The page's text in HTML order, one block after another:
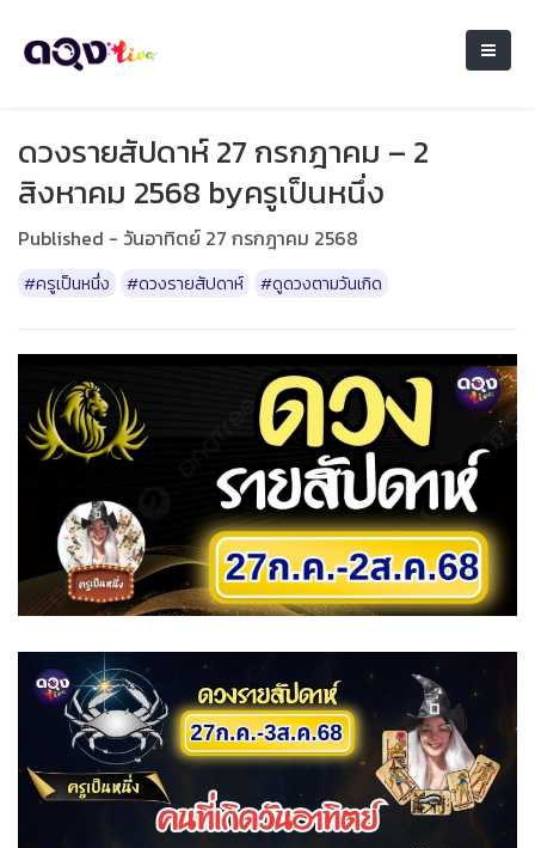
ดวงรายสัปดาห์ 27 กรกฎาคม – 2
สิงหาคม 2568 byครูเป็นหนึ่ง
Published - วันอาทิตย์ 27 กรกฎาคม 2568
#ครูเป็นหนึ่ง #ดวงรายสัปดาห์ #ดูดวงตามวันเกิด